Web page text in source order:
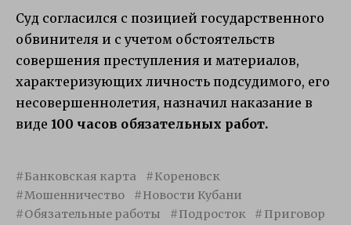
Суд согласился с позицией государственного
обвинителя и с учетом обстоятельств
совершения преступления и материалов,
характеризующих личность подсудимого, его
несовершеннолетия, назначил наказание в
виде 100 часов обязательных работ.
Банковская карта
Кореновск
Мошенничество
Новости Кубани
Обязательные работы
Подросток
Приговор